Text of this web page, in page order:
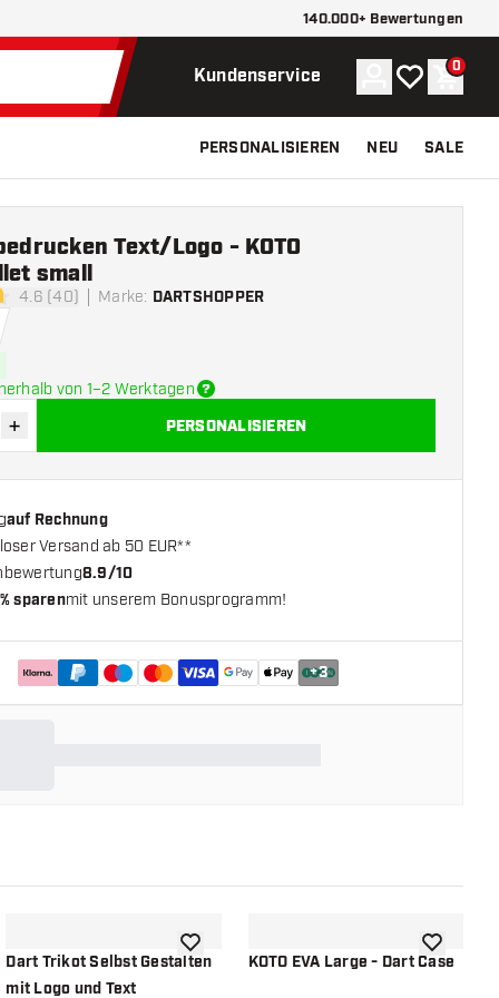
140.000+ Bewertungen
Kundenservice Konto
Meine 0
PERSONALISIEREN NEU SALE
4.6 (40) Marke: DARTSHOPPER
Text/Logo - KOTO
small
von 1–2 Werktagen
Menge erhöhen
+ PERSONALISIEREN
auf Rechnung
Versand ab 50 EUR**
8.9/10
sparenmit unserem Bonusprogramm!
+3
hinzufügen
Dart Trikot Selbst Gestalten
mit Logo und Text
Zur Wunschliste hinzufügen
KOTO EVA Large - Dart Case
Zur